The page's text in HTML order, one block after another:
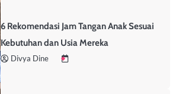
6 Rekomendasi Jam Tangan Anak Sesuai
Kebutuhan dan Usia Mereka
Divya Dine